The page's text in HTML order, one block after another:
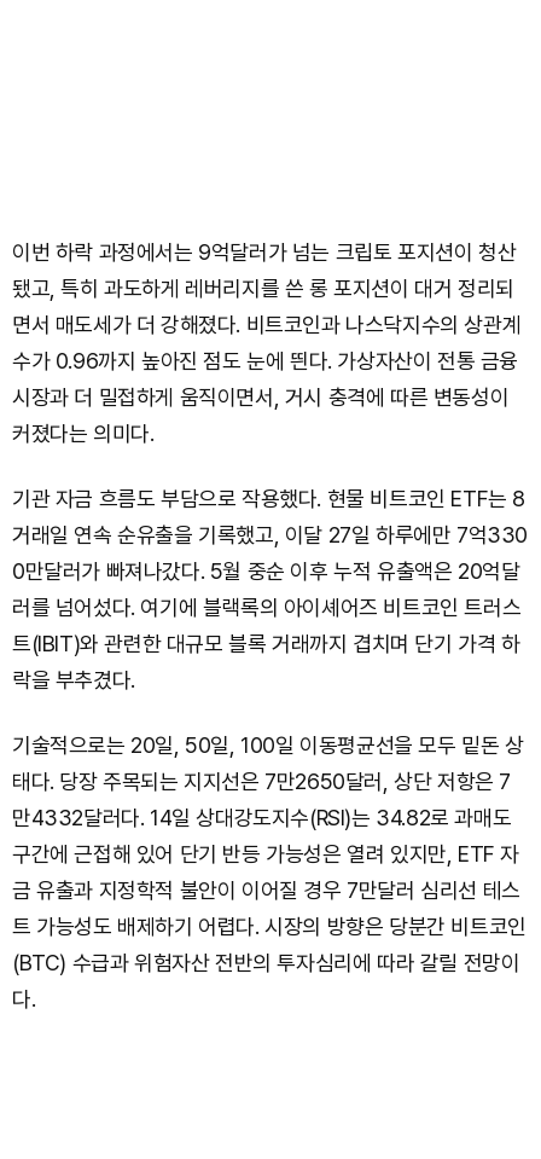
이번 하락 과정에서는 9억달러가 넘는 크립토 포지션이 청산
됐고, 특히 과도하게 레버리지를 쓴 롱 포지션이 대거 정리되
면서 매도세가 더 강해졌다. 비트코인과 나스닥지수의 상관계
수가 0.96까지 높아진 점도 눈에 띈다. 가상자산이 전통 금융
시장과 더 밀접하게 움직이면서, 거시 충격에 따른 변동성이
커졌다는 의미다.
기관 자금 흐름도 부담으로 작용했다. 현물 비트코인 ETF는 8
거래일 연속 순유출을 기록했고, 이달 27일 하루에만 7억330
0만달러가 빠져나갔다. 5월 중순 이후 누적 유출액은 20억달
러를 넘어섰다. 여기에 블랙록의 아이셰어즈 비트코인 트러스
트(IBIT)와 관련한 대규모 블록 거래까지 겹치며 단기 가격 하
락을 부추겼다.
기술적으로는 20일, 50일, 100일 이동평균선을 모두 밑돈 상
태다. 당장 주목되는 지지선은 7만2650달러, 상단 저항은 7
만4332달러다. 14일 상대강도지수(RSI)는 34.82로 과매도
구간에 근접해 있어 단기 반등 가능성은 열려 있지만, ETF 자
금 유출과 지정학적 불안이 이어질 경우 7만달러 심리선 테스
트 가능성도 배제하기 어렵다. 시장의 방향은 당분간 비트코인
(BTC) 수급과 위험자산 전반의 투자심리에 따라 갈릴 전망이
다.